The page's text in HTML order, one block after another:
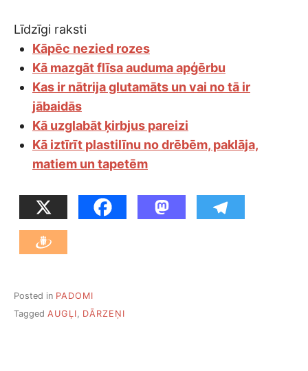
Līdzīgi raksti
Kāpēc nezied rozes
Kā mazgāt flīsa auduma apģērbu
Kas ir nātrija glutamāts un vai no tā ir
jābaidās
Kā uzglabāt ķirbjus pareizi
Kā iztīrīt plastilīnu no drēbēm, paklāja,
matiem un tapetēm
Posted in PADOMI
Tagged AUGĻI, DĀRZEŅI